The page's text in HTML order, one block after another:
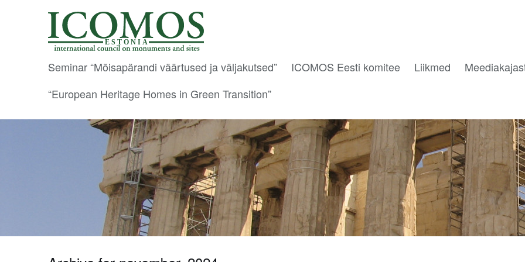
E S T O N I A
Seminar “Mõisapärandi väärtused ja väljakutsed” ICOMOS Eesti komitee Liikmed
“European Heritage Homes in Green Transition”